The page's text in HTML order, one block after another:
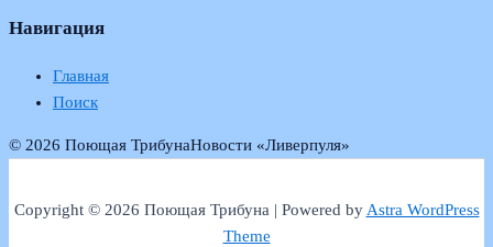
Навигация
Главная
Поиск
© 2026 Поющая ТрибунаНовости «Ливерпуля»
Copyright © 2026 Поющая Трибуна | Powered byAstra WordPress
Theme